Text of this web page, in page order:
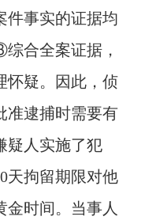
事实的证据均
合全案证据，
怀疑。因此，侦
准逮捕时需要有
疑人实施了犯
天拘留期限对他
金时间。当事人